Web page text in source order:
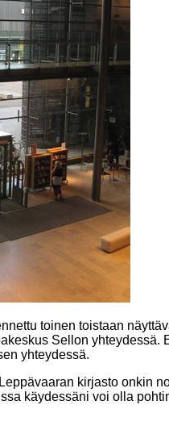
toinen toistaan
Sellon
yhteydessä.
kirjasto onkin
käydessäni voi olla